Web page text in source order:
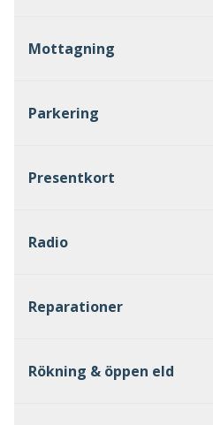
Mottagning
Parkering
Presentkort
Radio
Reparationer
Rökning & öppen eld